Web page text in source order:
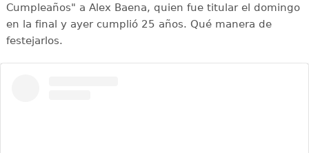
Cumpleaños" a Alex Baena, quien fue titular el domingo
en la final y ayer cumplió 25 años. Qué manera de
festejarlos.